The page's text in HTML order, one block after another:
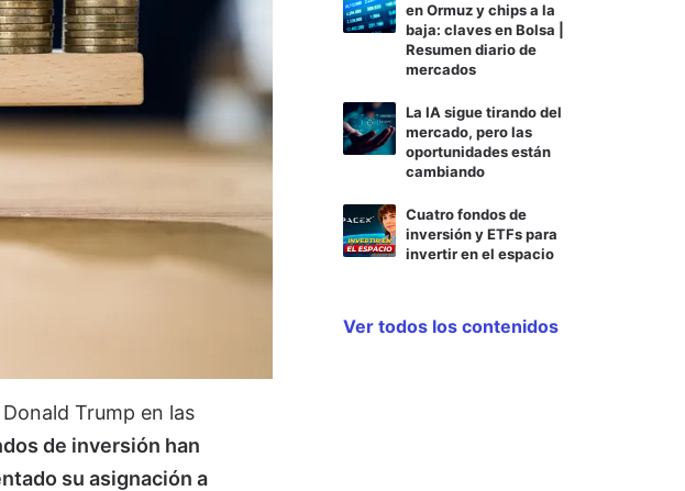
Trump en las
de inversión han
su asignación a
en Ormuz y chips a la
baja: claves en Bolsa |
Resumen diario de
mercados
La IA sigue tirando del
mercado, pero las
oportunidades están
cambiando
Cuatro fondos de
inversión y ETFs para
invertir en el espacio
Ver todos los contenidos